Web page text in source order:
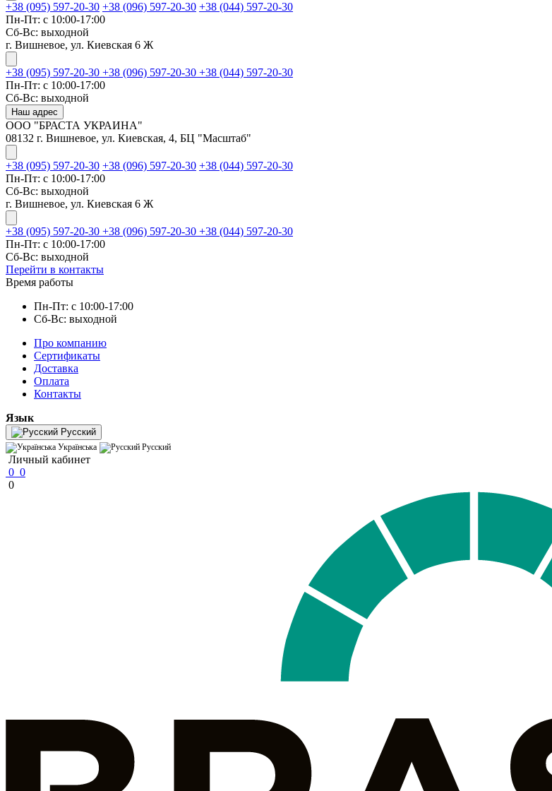
+38 (095) 597-20-30 +38 (096) 597-20-30 +38 (044) 597-20-30
Пн-Пт: с 10:00-17:00
Сб-Вс: выходной
г. Вишневое, ул. Киевская 6 Ж
+38 (095) 597-20-30 +38 (096) 597-20-30 +38 (044) 597-20-30
Пн-Пт: с 10:00-17:00
Сб-Вс: выходной
Наш адрес
ООО "БРАСТА УКРАИНА"
08132 г. Вишневое, ул. Киевская, 4, БЦ "Масштаб"
+38 (095) 597-20-30 +38 (096) 597-20-30 +38 (044) 597-20-30
Пн-Пт: с 10:00-17:00
Сб-Вс: выходной
г. Вишневое, ул. Киевская 6 Ж
+38 (095) 597-20-30 +38 (096) 597-20-30 +38 (044) 597-20-30
Пн-Пт: с 10:00-17:00
Сб-Вс: выходной
Перейти в контакты
Время работы
Пн-Пт: с 10:00-17:00
Сб-Вс: выходной
Про компанию
Сертификаты
Доставка
Оплата
Контакты
Язык
Русский
Українська Русский
Личный кабинет
0 0
0